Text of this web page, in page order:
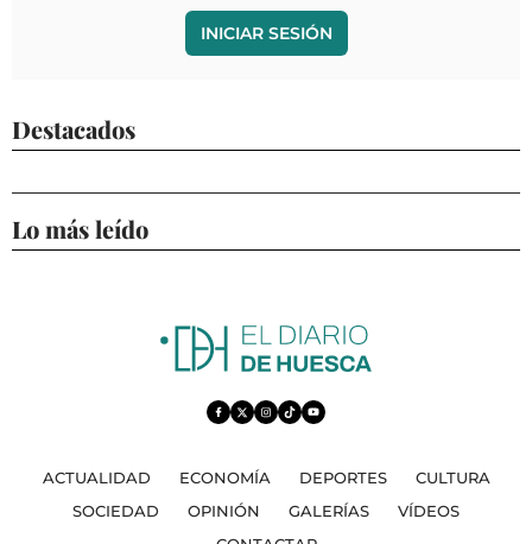
INICIAR SESIÓN
Destacados
Lo más leído
ACTUALIDAD ECONOMÍA DEPORTES
CULTURA
SOCIEDAD
OPINIÓN GALERÍAS
VÍDEOS